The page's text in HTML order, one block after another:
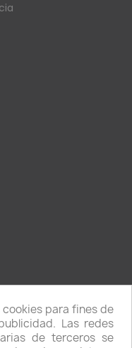
para fines de
Las redes
de terceros se